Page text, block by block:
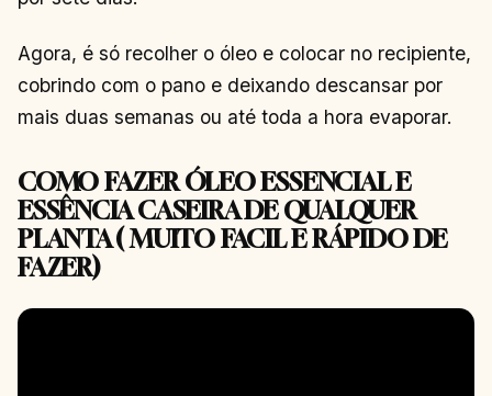
Agora, é só recolher o óleo e colocar no recipiente,
cobrindo com o pano e deixando descansar por
mais duas semanas ou até toda a hora evaporar.
COMO FAZER ÓLEO ESSENCIAL E
ESSÊNCIA CASEIRA DE QUALQUER
PLANTA ( MUITO FACIL E RÁPIDO DE
FAZER)